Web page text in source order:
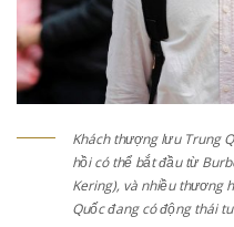
Khách thượng lưu Trung
hồi có thể bắt đầu từ
Kering), và nhiều thương
Quốc đang có động thái